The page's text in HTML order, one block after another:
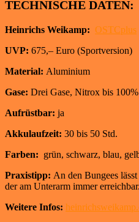
TECHNISCHE DATEN:
Heinrichs Weikamp: OSTCplus
UVP: 675,– Euro (Sportversion)
Material: Aluminium
Gase: Drei Gase, Nitrox bis 100%
Aufrüstbar: ja
Akkulaufzeit: 30 bis 50 Std.
Farben: grün, schwarz, blau,
Praxistipp: An den Bungees
der am Unterarm immer
Weitere Infos: